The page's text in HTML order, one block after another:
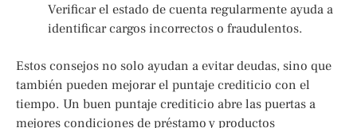
Verificar el estado de cuenta regularmente ayuda a
identificar cargos incorrectos o fraudulentos.
Estos consejos no solo ayudan a evitar deudas, sino que
también pueden mejorar el puntaje crediticio con el
tiempo. Un buen puntaje crediticio abre las puertas a
mejores condiciones de préstamo y productos